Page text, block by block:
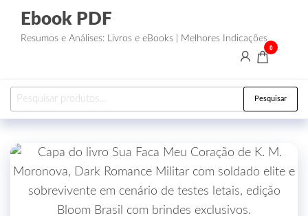
Ebook PDF
Resumos e Análises: Livros e eBooks | Melhores Indicações
0
Pesquisar